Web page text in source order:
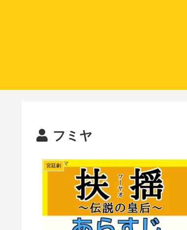
フミヤ
宮廷劇